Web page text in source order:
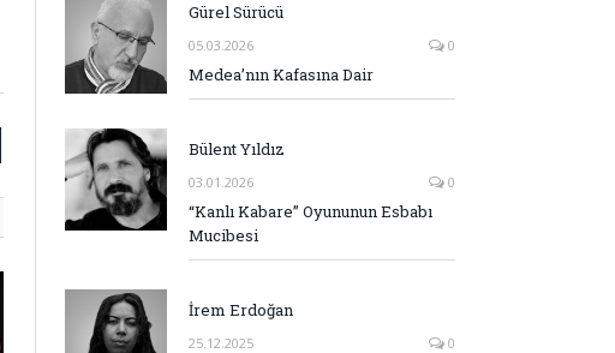
Gürel Sürücü
05.03.2026 0
Medea’nın Kafasına Dair
Bülent Yıldız
03.01.2026 0
“Kanlı Kabare” Oyununun Esbabı
Mucibesi
İrem Erdoğan
25.12.2025 0